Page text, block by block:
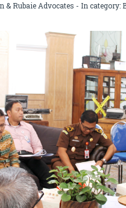
& Rubaie Advocates - In category: